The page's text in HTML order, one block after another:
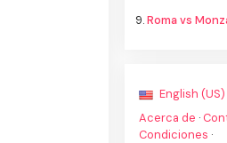
9.Roma vs
English (US)
Acerca de ·
Condiciones ·